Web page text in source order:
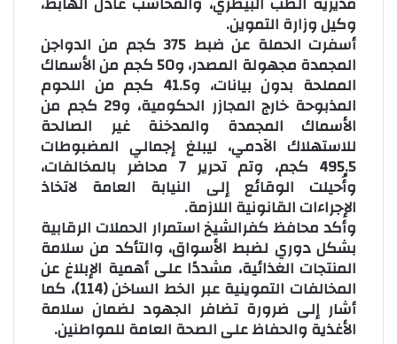
وكيل وزارة التموين.
أسفرت الحملة عن ضبط 375 كجم من الدواجن
المجمدة مجهولة المصدر، و50 كجم من الأسماك
المملحة بدون بيانات، و41.5 كجم من اللحوم
المذبوحة خارج المجازر الحكومية، و29 كجم من
الأسماك المجمدة والمدخنة غير الصالحة
للاستهلاك الآدمي، ليبلغ إجمالي المضبوطات
495.5 كجم، وتم تحرير 7 محاضر بالمخالفات،
وأُحيلت الوقائع إلى النيابة العامة لاتخاذ
الإجراءات القانونية اللازمة.
وأكد محافظ كفرالشيخ استمرار الحملات الرقابية
بشكل دوري لضبط الأسواق، والتأكد من سلامة
المنتجات الغذائية، مشددًا على أهمية الإبلاغ عن
المخالفات التموينية عبر الخط الساخن (114)، كما
أشار إلى ضرورة تضافر الجهود لضمان سلامة
الأغذية والحفاظ على الصحة العامة للمواطنين.